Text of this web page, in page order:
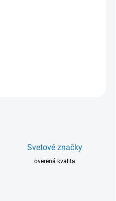
Svetové značky
overená kvalita